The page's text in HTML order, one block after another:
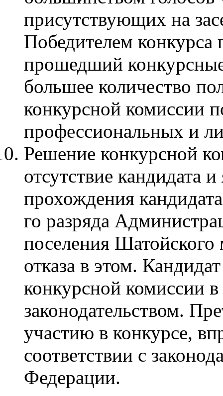
присутствующих на
Победителем конкурса
прошедший
большее количество
конкурсной комиссии
профессиональных и
Решение конкурсной
отсутствие кандидата
прохождения
го разряда
поселения
отказа в этом.
конкурсной комиссии
законодательством.
участию в конкурсе,
соответствии с
Федерации.